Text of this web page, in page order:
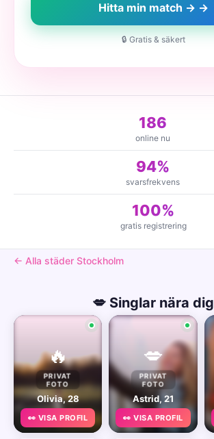
Hitta min match → →
🔒 Gratis & säkert
186
online nu
94%
svarsfrekvens
100%
gratis registrering
← Alla städer Stockholm
💋 Singlar nära dig
🔥
PRIVAT
FOTO
Olivia, 28
👀 VISA PROFIL
💋
PRIVAT
FOTO
Astrid, 21
👀 VISA PROFIL